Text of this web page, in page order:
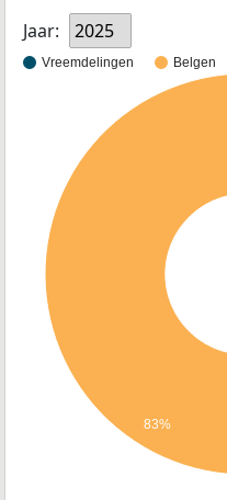
Jaar: 2025
Vreemdelingen Belgen
83%